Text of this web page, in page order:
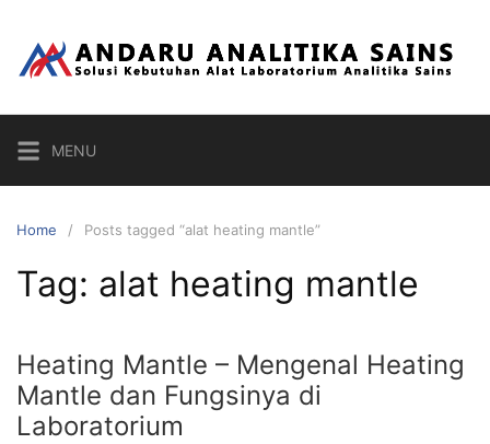
content
MENU
Home Posts tagged “alat heating mantle”
Tag: alat heating mantle
Heating Mantle – Mengenal Heating
Mantle dan Fungsinya di
Laboratorium